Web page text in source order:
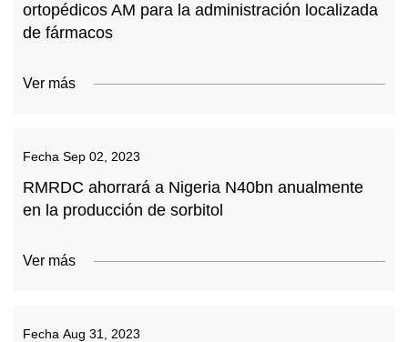
ortopédicos AM para la administración localizada
de fármacos
Ver más
Fecha Sep 02, 2023
RMRDC ahorrará a Nigeria N40bn anualmente
en la producción de sorbitol
Ver más
Fecha Aug 31, 2023